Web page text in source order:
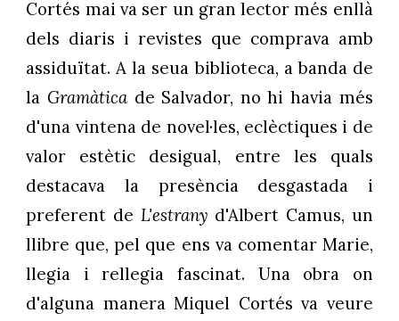
Cortés mai va ser un gran lector més enllà
dels diaris i revistes que comprava amb
assiduïtat. A la seua biblioteca, a banda de
la Gramàtica de Salvador, no hi havia més
d'una vintena de novel·les, eclèctiques i de
valor estètic desigual, entre les quals
destacava la presència desgastada i
preferent de L'estrany d'Albert Camus, un
llibre que, pel que ens va comentar Marie,
llegia i rellegia fascinat. Una obra on
d'alguna manera Miquel Cortés va veure